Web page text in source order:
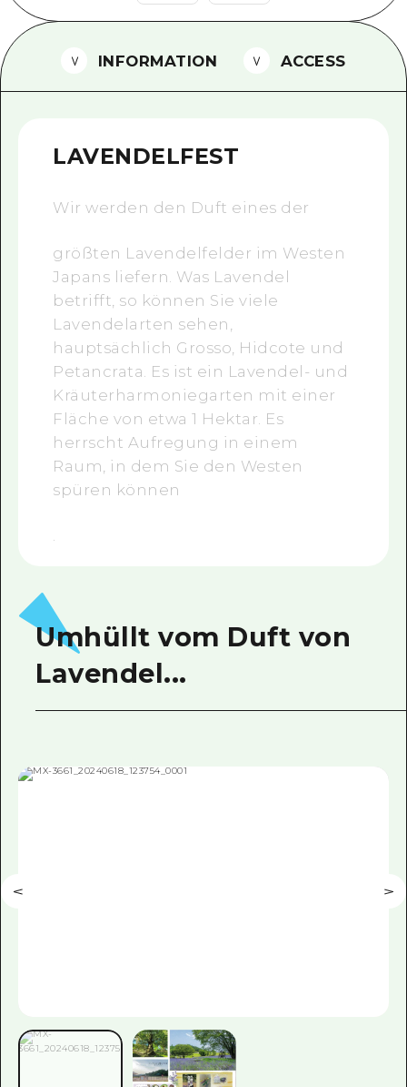
Ein freiwilliger Führer
Videos von Hiroshima
INFORMATION ACCESS
LAVENDELFEST
Wir werden den Duft eines der
größten Lavendelfelder im Westen
Japans liefern. Was Lavendel
betrifft, so können Sie viele
Lavendelarten sehen,
hauptsächlich Grosso, Hidcote und
Petancrata. Es ist ein Lavendel- und
Kräuterharmoniegarten mit einer
Fläche von etwa 1 Hektar. Es
herrscht Aufregung in einem
Raum, in dem Sie den Westen
spüren können
Umhüllt vom Duft von
Lavendel...